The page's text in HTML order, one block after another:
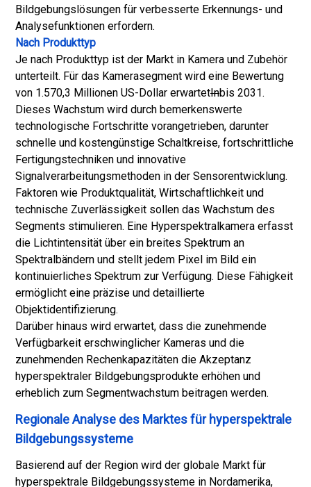
Bildgebungslösungen für verbesserte Erkennungs- und
Analysefunktionen erfordern.
Nach Produkttyp
Je nach Produkttyp ist der Markt in Kamera und Zubehör
unterteilt. Für das Kamerasegment wird eine Bewertung
von 1.570,3 Millionen US-Dollar erwartetInbis 2031.
Dieses Wachstum wird durch bemerkenswerte
technologische Fortschritte vorangetrieben, darunter
schnelle und kostengünstige Schaltkreise, fortschrittliche
Fertigungstechniken und innovative
Signalverarbeitungsmethoden in der Sensorentwicklung.
Faktoren wie Produktqualität, Wirtschaftlichkeit und
technische Zuverlässigkeit sollen das Wachstum des
Segments stimulieren. Eine Hyperspektralkamera erfasst
die Lichtintensität über ein breites Spektrum an
Spektralbändern und stellt jedem Pixel im Bild ein
kontinuierliches Spektrum zur Verfügung. Diese Fähigkeit
ermöglicht eine präzise und detaillierte
Objektidentifizierung.
Darüber hinaus wird erwartet, dass die zunehmende
Verfügbarkeit erschwinglicher Kameras und die
zunehmenden Rechenkapazitäten die Akzeptanz
hyperspektraler Bildgebungsprodukte erhöhen und
erheblich zum Segmentwachstum beitragen werden.
Regionale Analyse des Marktes für hyperspektrale
Bildgebungssysteme
Basierend auf der Region wird der globale Markt für
hyperspektrale Bildgebungssysteme in Nordamerika,